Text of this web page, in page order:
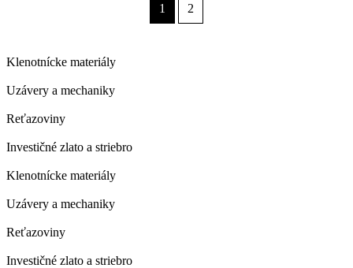
1 2
Klenotnícke materiály
Uzávery a mechaniky
Reťazoviny
Investičné zlato a striebro
Klenotnícke materiály
Uzávery a mechaniky
Reťazoviny
Investičné zlato a striebro